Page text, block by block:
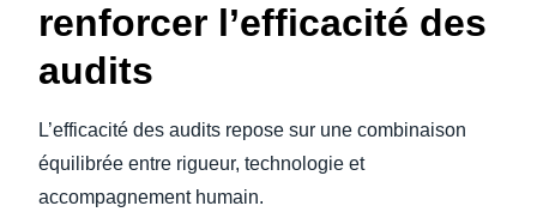
renforcer l’efficacité des
audits
L’efficacité des audits repose sur une combinaison
équilibrée entre rigueur, technologie et
accompagnement humain.